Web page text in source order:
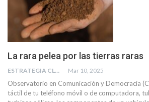
La rara pelea por las tierras raras
ESTRATEGIA CLAE Mar 10, 2025
Observatorio en Comunicación y Democracia
táctil de tu teléfono móvil o de computadora,